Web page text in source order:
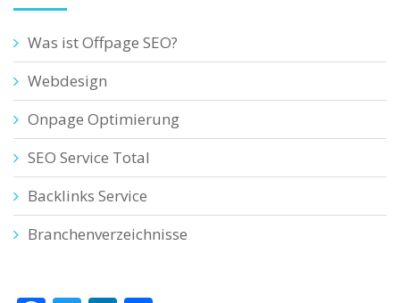
Was ist Offpage SEO?
Webdesign
Onpage Optimierung
SEO Service Total
Backlinks Service
Branchenverzeichnisse